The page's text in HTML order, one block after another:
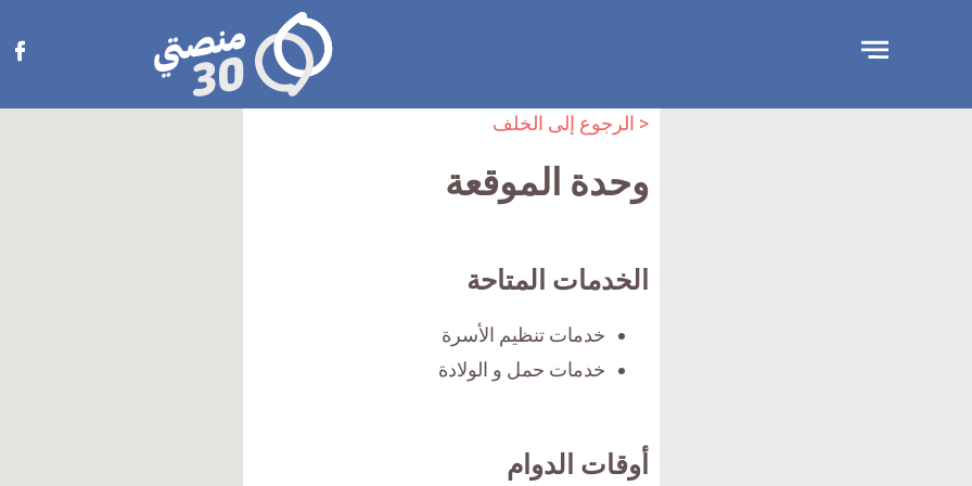
منصتي
30
< الرجوع إلى الخلف
وحدة الموقعة
الخدمات المتاحة
خدمات تنظيم الأسرة
خدمات حمل و الولادة
أوقات الدوام